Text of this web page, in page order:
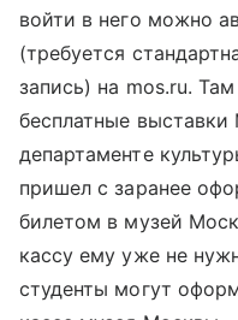
войти в него можно
(требуется
запись) на mos.ru.
бесплатные
департаменте
пришел с заранее
билетом в музей
кассу ему уже не
студенты могут